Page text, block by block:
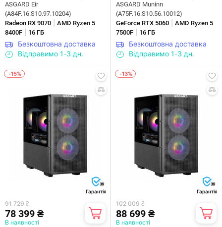
ASGARD Eir
(A84F.16.S10.97.10204)
Radeon RX 9070
AMD Ryzen 5
8400F
16 ГБ
Безкоштовна доставка
Відправимо 1-3 дн.
ASGARD Muninn
(A75F.16.S10.56.10012)
GeForce RTX 5060
AMD Ryzen 5
7500F
16 ГБ
Безкоштовна доставка
Відправимо 1-3 дн.
-15%
36
Гарантія
91 729 ₴
78 399 ₴
В наявності
-13%
36
Гарантія
102 009 ₴
88 699 ₴
В наявності